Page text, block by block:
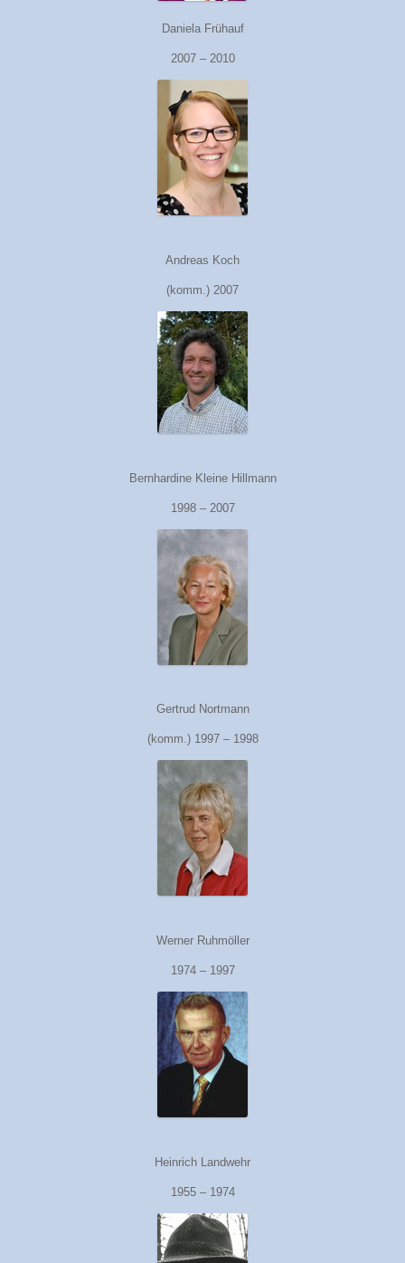
Daniela Frühauf
2007 – 2010
Andreas Koch
(komm.) 2007
Bernhardine Kleine Hillmann
1998 – 2007
Gertrud Nortmann
(komm.) 1997 – 1998
Werner Ruhmöller
1974 – 1997
Heinrich Landwehr
1955 – 1974